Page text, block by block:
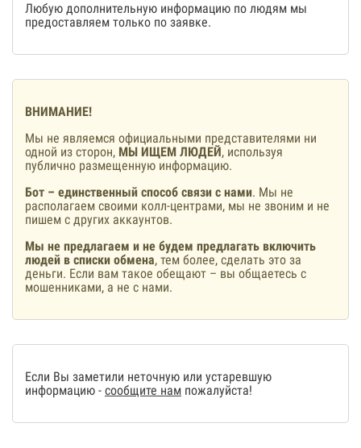
Любую дополнительную информацию по людям мы
предоставляем только по заявке.
ВНИМАНИЕ!
Мы не являемся официальными представителями ни
одной из сторон, МЫ ИЩЕМ ЛЮДЕЙ, используя
публично размещенную информацию.
Бот – единственный способ связи с нами. Мы не
располагаем своими колл-центрами, мы не звоним и не
пишем с других аккаунтов.
Мы не предлагаем и не будем предлагать включить
людей в списки обмена, тем более, сделать это за
деньги. Если вам такое обещают – вы общаетесь с
мошенниками, а не с нами.
Если Вы заметили неточную или устаревшую
информацию - сообщите нам пожалуйста!